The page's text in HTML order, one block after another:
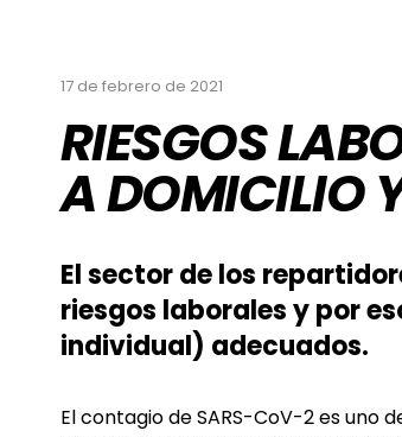
17 de febrero de 2021
RIESGOS
A DOMICILIO
El sector de los
riesgos laborales y por
individual) adecuados.
El contagio de SARS-CoV-2 es uno